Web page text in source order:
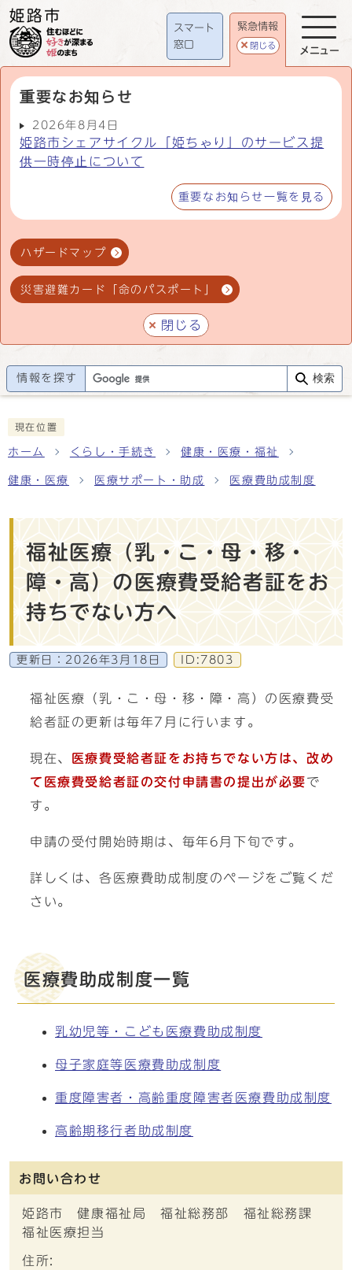
スマート
窓口
緊急情報
閉じる
重要なお知らせ
2026年8月4日
姫路市シェアサイクル「姫ちゃり」のサービス提
供一時停止について
重要なお知らせ一覧を見る
ハザードマップ
災害避難カード「命のパスポート」
閉じる
メニュー
情報を探す 検索
現在位置
ホーム くらし・手続き 健康・医療・福祉
健康・医療 医療サポート・助成 医療費助成制度
福祉医療（乳・こ・母・移・
障・高）の医療費受給者証をお
持ちでない方へ
更新日： 2026年3月18日 ID:7803
福祉医療（乳・こ・母・移・障・高）の医療費受
給者証の更新は毎年7月に行います。
現在、
医療費受給者証をお持ちでない方は、改め
て医療費受給者証の交付申請書の提出が必要で
す。
申請の受付開始時期は、毎年6月下旬です。
詳しくは、各医療費助成制度のページをご覧くだ
さい。
医療費助成制度一覧
乳幼児等・こども医療費助成制度
母子家庭等医療費助成制度
重度障害者・高齢重度障害者医療費助成制度
高齢期移行者助成制度
お問い合わせ
姫路市 健康福祉局 福祉総務部 福祉総務課
福祉医療担当
住所: